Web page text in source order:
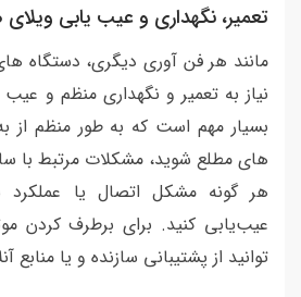
تعمیر، نگهداری و عیب یابی
مانند هر فن آوری دیگری، دستگاه
نیاز به تعمیر و نگهداری منظم و عیب
بسیار مهم است که به طور منظم از
های مطلع شوید، مشکلات مرتبط با
هر گونه مشکل اتصال یا عملکرد
عیب‌یابی کنید. برای برطرف کردن
توانید از پشتیبانی سازنده و یا منابع